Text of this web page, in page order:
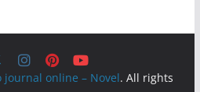
journal online – Novel. All rights